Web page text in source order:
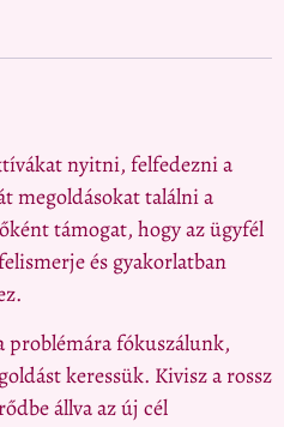
nyitni, felfedezni a
megoldásokat találni a
támogat, hogy az ügyfél
és gyakorlatban
problémára fókuszálunk,
keressük. Kivisz a rossz
állva az új cél